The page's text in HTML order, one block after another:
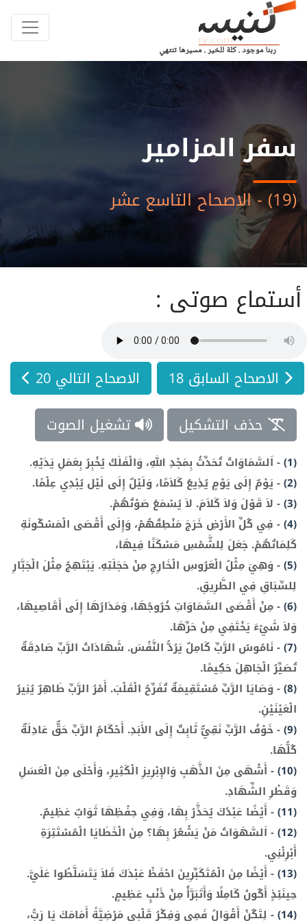
سفر المزامير
(19) - الاصحاح التاسع عشر
أستماع صوتى :
الاصحاح السابق 18
الاصحاح التالي 20
حذف التشكيل
تشغيل الصوت
(1)
-اَلسَّمَاوَاتُ تُحَدِّثُ بِمَجْدِ اللهِ، وَالْفَلَكُ يُخْبِرُ بِعَمَلِ يَدَيْهِ.
(2)
- يَوْمٌ إِلَى يَوْمٍ يُذِيعُ كَلاَمًا، وَلَيْلٌ إِلَى لَيْل يُبْدِي عِلْمًا.
(3)
- لاَ قَوْلَ وَلاَ كَلاَمَ. لاَ يُسْمَعُ صَوْتُهُمْ.
(4)
- فِي كُلِّ الأَرْضِ خَرَجَ مَنْطِقُهُمْ، وَإِلَى أَقْصَى الْمَسْكُونَةِ
كَلِمَاتُهُمْ. جَعَلَ لِلشَّمْسِ مَسْكَنًا فِيهَا،
(5)
- وَهِيَ مِثْلُ الْعَرُوسِ الْخَارِجِ مِنْ حَجَلَتِهِ. يَبْتَهِجُ مِثْلَ الْجَبَّارِ
لِلسِّبَاقِ فِي الطَّرِيقِ.
(6)
-مِنْ أَقْصَى السَّمَاوَاتِ خُرُوجُهَا، وَمَدَارُهَا إِلَى أَقَاصِيهَا،
وَلاَ شَيْءَ يَخْتَفِي مِنْ حَرِّهَا.
(7)
-نَامُوسُ الرَّبِّ كَامِلٌ يَرُدُّ النَّفْسَ. شَهَادَاتُ الرَّبِّ صَادِقَةٌ
تُصَيِّرُ الْجَاهِلَ حَكِيمًا.
(8)
- وَصَايَا الرَّبِّ مُسْتَقِيمَةٌ تُفَرِّحُ الْقَلْبَ. أَمْرُ الرَّبِّ طَاهِرٌ يُنِيرُ
الْعَيْنَيْنِ.
(9)
-خَوْفُ الرَّبِّ نَقِيٌّ ثَابِتٌ إِلَى الأَبَدِ. أَحْكَامُ الرَّبِّ حَقٌّ عَادِلَةٌ
كُلُّهَا.
(10)
- أَشْهَى مِنَ الذَّهَبِ وَالإِبْرِيزِ الْكَثِيرِ، وَأَحْلَى مِنَ الْعَسَلِ
وَقَطْرِ الشِّهَادِ.
(11)
- أَيْضًا عَبْدُكَ يُحَذَّرُ بِهَا، وَفِي حِفْظِهَا ثَوَابٌ عَظِيمٌ.
(12)
-اَلسَّهَوَاتُ مَنْ يَشْعُرُ بِهَا؟ مِنَ الْخَطَايَا الْمُسْتَتِرَةِ
أَبْرِئْنِي.
(13)
- أَيْضًا مِنَ الْمُتَكَبِّرِينَ احْفَظْ عَبْدَكَ فَلاَ يَتَسَلَّطُوا عَلَيَّ.
حِينَئِذٍ أَكُونُ كَامِلًا وَأَتَبَرَّأُ مِنْ ذَنْبٍ عَظِيمٍ.
(14)
- لِتَكُنْ أَقْوَالُ فَمِي وَفِكْرُ قَلْبِي مَرْضِيَّةً أَمَامَكَ يَا رَبُّ،